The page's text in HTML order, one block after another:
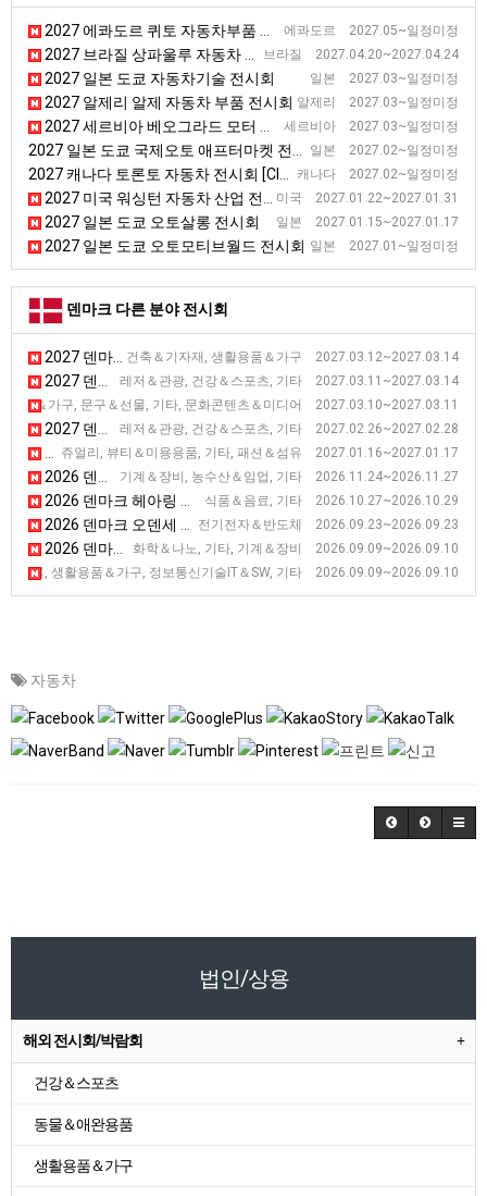
에콰도르 2027.05~일정미정
2027 에콰도르 퀴토 자동차부품 전시회 [EXPOMEC]
브라질 2027.04.20~2027.04.24
2027 브라질 상파울루 자동차 부품, 장비 및 서비스 전시회 [Autoparts]
일본 2027.03~일정미정
2027 일본 도쿄 자동차기술 전시회
알제리 2027.03~일정미정
2027 알제리 알제 자동차 부품 전시회
세르비아 2027.03~일정미정
2027 세르비아 베오그라드 모터 전시회
일본 2027.02~일정미정
2027 일본 도쿄 국제오토 애프터마켓 전시회 [IAAE]
캐나다 2027.02~일정미정
2027 캐나다 토론토 자동차 전시회 [CIAS]
미국 2027.01.22~2027.01.31
2027 미국 워싱턴 자동차 산업 전시회 [Washington Auto Show]
일본 2027.01.15~2027.01.17
2027 일본 도쿄 오토살롱 전시회
일본 2027.01~일정미정
2027 일본 도쿄 오토모티브월드 전시회
덴마크 다른 분야 전시회
건축＆기자재, 생활용품＆가구 2027.03.12~2027.03.14
2027 덴마크 코펜하겐 리빙 디자인 전시회 [Bolig Mad Design]
레저＆관광, 건강＆스포츠, 기타 2027.03.11~2027.03.14
2027 덴마크 허닝 승마용품 전시회 [Horse & Rider]
용품＆가구, 문구＆선물, 기타, 문화콘텐츠＆미디어 2027.03.10~2027.03.11
2027 덴마크 오덴세 광고, 판촉용품 전시회 [Myvendo]
레저＆관광, 건강＆스포츠, 기타 2027.02.26~2027.02.28
2027 덴마크 헤아닝 여행 전시회 [Danish Travel Show]
쥬얼리, 뷰티＆미용용품, 기타, 패션＆섬유 2027.01.16~2027.01.17
기계＆장비, 농수산＆임업, 기타 2026.11.24~2026.11.27
2026 덴마크 헤아닝 농업 전시회 [Agromek 2026]
식품＆음료, 기타 2026.10.27~2026.10.29
2026 덴마크 헤아링 푸드 전시회 [FoodTech]
전기전자＆반도체 2026.09.23~2026.09.23
2026 덴마크 오덴세 디지털 전시회 [Digitization Exhibition]
화학＆나노, 기타, 기계＆장비 2026.09.09~2026.09.10
2026 덴마크 오후스 실험기술 전시회
＆선물, 생활용품＆가구, 정보통신기술IT＆SW, 기타 2026.09.09~2026.09.10
2026 덴마크 바일레 오피스 사무용품 전시회
자동차
법인/상용
해외 전시회/박람회
건강＆스포츠
동물＆애완용품
생활용품＆가구